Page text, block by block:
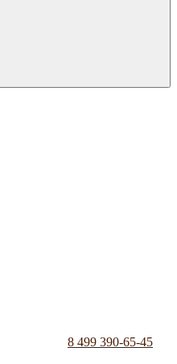
8 499 390-65-45